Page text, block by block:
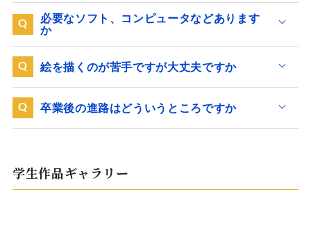
必要なソフト、コンピュータなどあります
か
絵を描くのが苦手ですが大丈夫ですか
卒業後の進路はどういうところですか
学生作品ギャラリー